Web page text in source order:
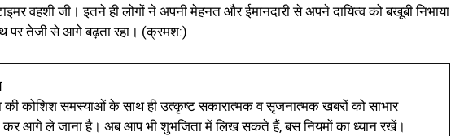
वहशी जी। इतने ही लोगों ने अपनी मेहनत और ईमानदारी से अपने दायित्व को बखूबी निभाया
पर तेजी से आगे बढ़ता रहा। (क्रमश:)
की कोशिश समस्याओं के साथ ही उत्कृष्ट सकारात्मक व सृजनात्मक खबरों को साभार
कर आगे ले जाना है। अब आप भी शुभजिता में लिख सकते हैं, बस नियमों का ध्यान रखें।